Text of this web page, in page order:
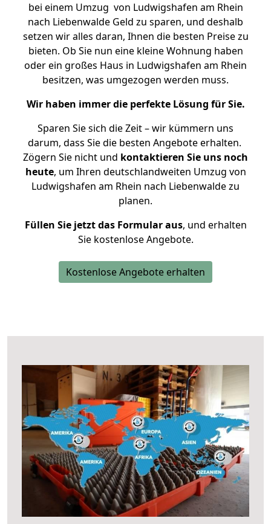
bei einem Umzug von Ludwigshafen am Rhein
nach Liebenwalde Geld zu sparen, und deshalb
setzen wir alles daran, Ihnen die besten Preise zu
bieten. Ob Sie nun eine kleine Wohnung haben
oder ein großes Haus in Ludwigshafen am Rhein
besitzen, was umgezogen werden muss.
Wir haben immer die perfekte Lösung für Sie.
Sparen Sie sich die Zeit – wir kümmern uns
darum, dass Sie die besten Angebote erhalten.
Zögern Sie nicht und kontaktieren Sie uns noch
heute, um Ihren deutschlandweiten Umzug von
Ludwigshafen am Rhein nach Liebenwalde zu
planen.
Füllen Sie jetzt das Formular aus, und erhalten
Sie kostenlose Angebote.
Kostenlose Angebote erhalten